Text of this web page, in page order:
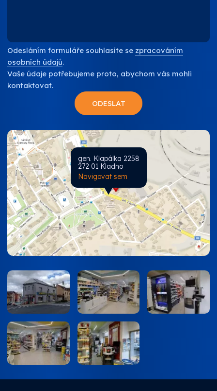
Odesláním formuláře souhlasíte se zpracováním
osobních údajů.
Vaše údaje potřebujeme proto, abychom vás mohli
kontaktovat.
gen. Klapálka 2258
272 01 Kladno
Navigovat sem